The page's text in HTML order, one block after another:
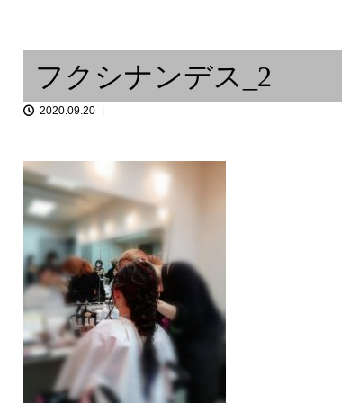
春の詩 集まれ動物
Good Life Cafe
フクシナンデス_2
2020.09.20